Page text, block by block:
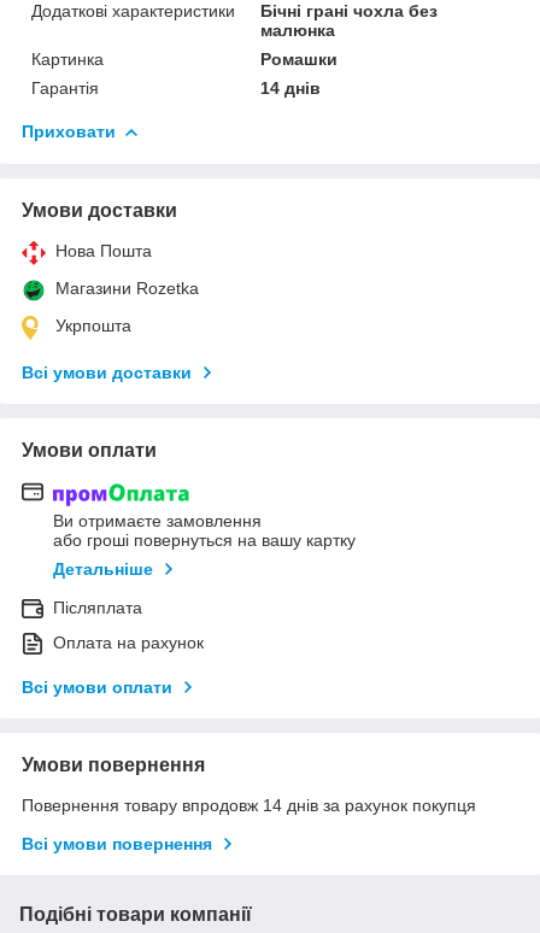
Додаткові характеристики
Бічні грані чохла без
малюнка
Картинка
Ромашки
Гарантія
14 днів
Приховати
Умови доставки
Нова Пошта
Магазини Rozetka
Укрпошта
Всі умови доставки
Умови оплати
Ви отримаєте замовлення
або гроші повернуться на вашу картку
Детальніше
Післяплата
Оплата на рахунок
Всі умови оплати
Умови повернення
Повернення товару впродовж 14 днів за рахунок покупця
Всі умови повернення
Подібні товари компанії